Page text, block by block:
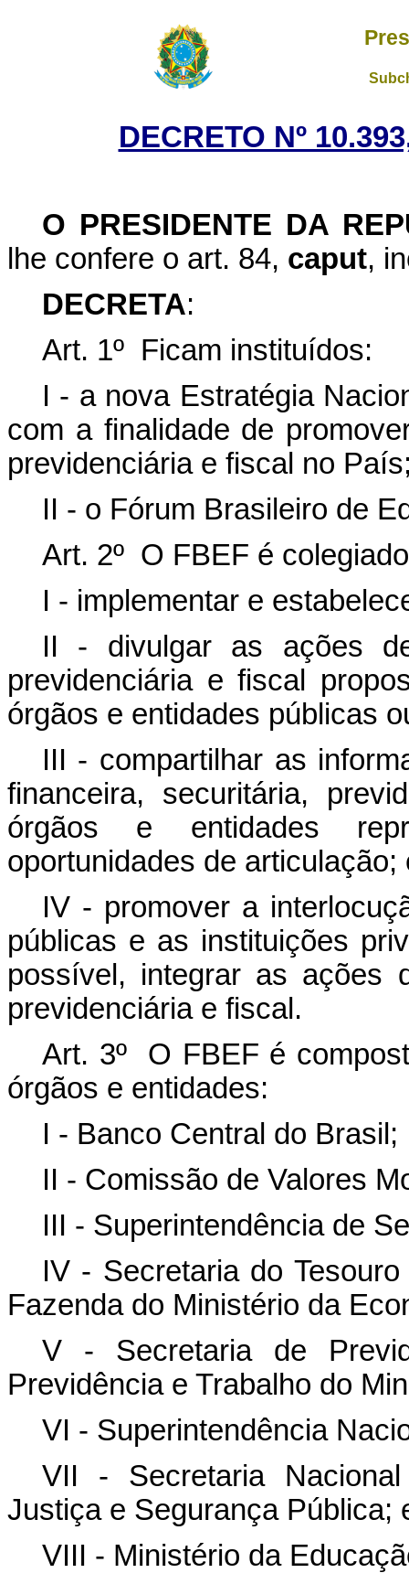
DECRETO Nº
O PRESIDENTE DA
lhe confere o art. 84, caput,
DECRETA:
Art. 1º Ficam instituídos:
I - a nova Estratégia
com a finalidade de
previdenciária e fiscal no
II - o Fórum Brasileiro de
Art. 2º O FBEF é
I - implementar e
II - divulgar as ações
previdenciária e fiscal
órgãos e entidades públicas
III - compartilhar as
financeira, securitária,
órgãos e entidades
oportunidades de articulação;
IV - promover a
públicas e as instituições
possível, integrar as ações
previdenciária e fiscal.
Art. 3º O FBEF é
órgãos e entidades:
I - Banco Central do Brasil;
II - Comissão de Valores
III - Superintendência de
IV - Secretaria do
Fazenda do Ministério da
V - Secretaria de
Previdência e Trabalho do
VI - Superintendência
VII - Secretaria
Justiça e Segurança Pública;
VIII - Ministério da